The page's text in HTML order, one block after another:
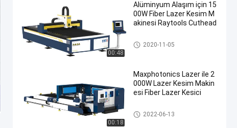
00:48
Alüminyum Alaşım için 15
00W Fiber Lazer Kesim M
akinesi Raytools Cuthead
Metal Fiber Lazer Kesim Makin
esi
2020-11-05
00:18
Maxphotonics Lazer ile 2
000W Lazer Kesim Makin
esi Fiber Lazer Kesici
Metal Fiber Lazer Kesim Makin
esi
2022-06-13